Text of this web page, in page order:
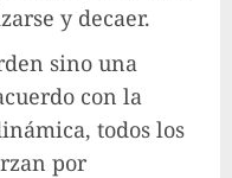
y decaer.
sino una
con la
todos los
por